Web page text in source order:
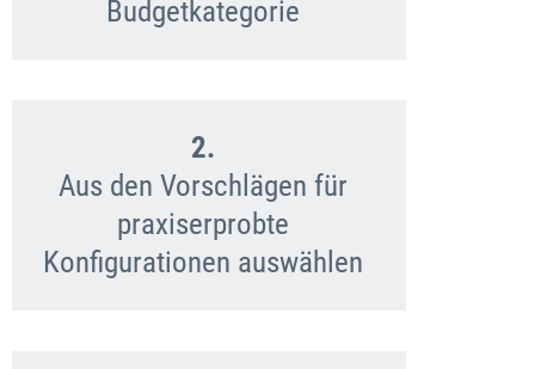
Budgetkategorie
2.
Aus den Vorschlägen für
praxiserprobte
Konfigurationen auswählen